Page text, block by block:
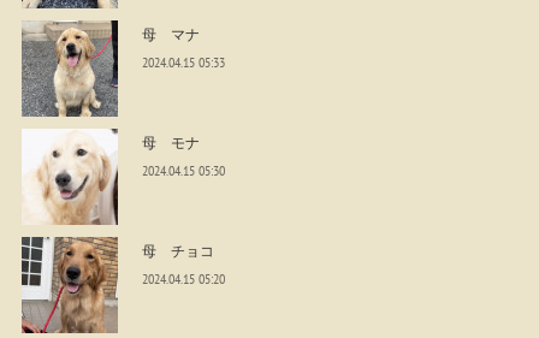
母 マナ
2024.04.15 05:33
母 モナ
2024.04.15 05:30
母 チョコ
2024.04.15 05:20